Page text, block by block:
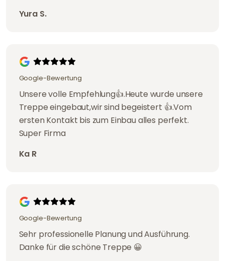
Yura S.
Google-Bewertung
Unsere volle Empfehlung👍.Heute wurde unsere
Treppe eingebaut,wir sind begeistert 👍.Vom
ersten Kontakt bis zum Einbau alles perfekt.
Super Firma
Ka R
Google-Bewertung
Sehr professionelle Planung und Ausführung.
Danke für die schöne Treppe 😀